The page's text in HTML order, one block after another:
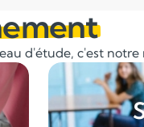
d'étude, c'est notre